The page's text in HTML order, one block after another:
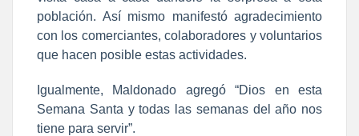
población. Así mismo manifestó agradecimiento
con los comerciantes, colaboradores y voluntarios
que hacen posible estas actividades.
Igualmente, Maldonado agregó “Dios en esta
Semana Santa y todas las semanas del año nos
tiene para servir”.